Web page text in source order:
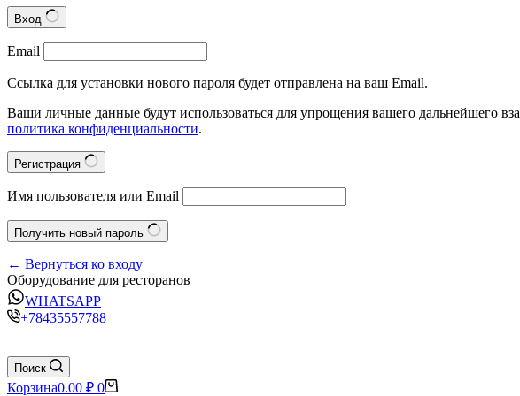
Вход
Email
Ссылка для установки нового пароля будет отправлена на ваш Email.
Ваши личные данные будут использоваться для упрощения вашего дальнейшего
политика конфиденциальности.
Регистрация
Имя пользователя или Email
Получить новый пароль
← Вернуться ко входу
Оборудование для ресторанов
WHATSAPP
+78435557788
Поиск
Корзина0.00 ₽ 0